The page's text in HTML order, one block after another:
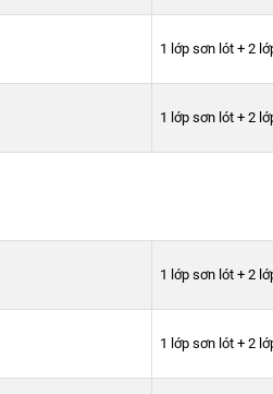
1 lớp sơn lót + 2
1 lớp sơn lót + 2
1 lớp sơn lót + 2
1 lớp sơn lót + 2